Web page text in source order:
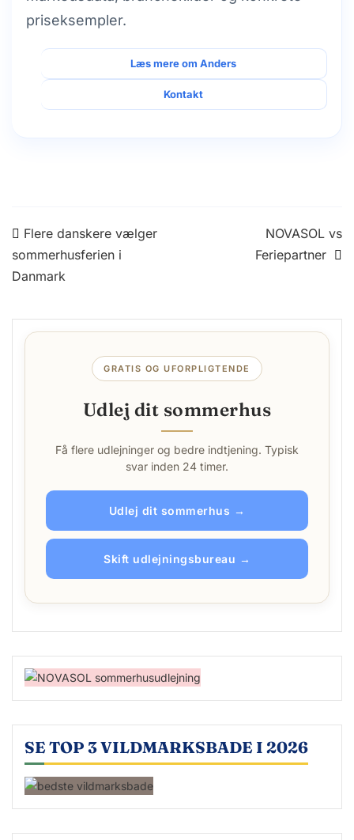
priseksempler.
Læs mere om Anders
Kontakt
Indlægsnavigation
Flere danskere vælger
sommerhusferien i
Danmark
NOVASOL vs
Feriepartner
GRATIS OG UFORPLIGTENDE
Udlej dit sommerhus
Få flere udlejninger og bedre indtjening. Typisk
svar inden 24 timer.
Udlej dit sommerhus →
Skift udlejningsbureau →
SE TOP 3 VILDMARKSBADE I 2026